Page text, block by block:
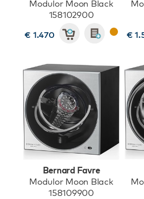
Modulor Moon Black
158102900
€ 1.470
€
Bernard Favre
Modulor Moon Black
158109900